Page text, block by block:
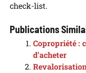
check-list.
Publications
Copropriété :
d’acheter